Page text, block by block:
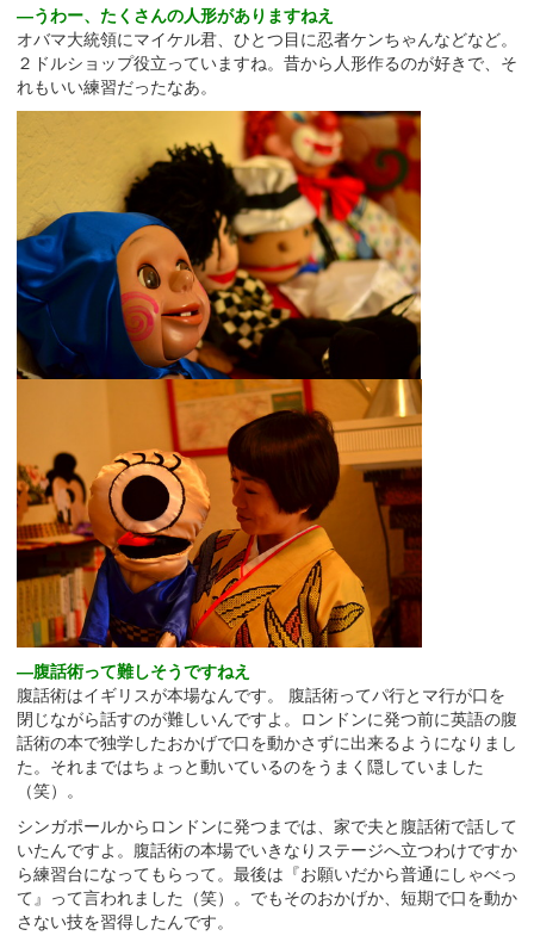
―うわー、たくさんの人形がありますねえ
オバマ大統領にマイケル君、ひとつ目に忍者ケンちゃんなどなど。
２ドルショップ役立っていますね。昔から人形作るのが好きで、そ
れもいい練習だったなあ。
―腹話術って難しそうですねえ
腹話術はイギリスが本場なんです。 腹話術ってパ行とマ行が口を
閉じながら話すのが難しいんですよ。ロンドンに発つ前に英語の腹
話術の本で独学したおかげで口を動かさずに出来るようになりまし
た。それまではちょっと動いているのをうまく隠していました
（笑）。
シンガポールからロンドンに発つまでは、家で夫と腹話術で話して
いたんですよ。腹話術の本場でいきなりステージへ立つわけですか
ら練習台になってもらって。最後は『お願いだから普通にしゃべっ
て』って言われました（笑）。でもそのおかげか、短期で口を動か
さない技を習得したんです。